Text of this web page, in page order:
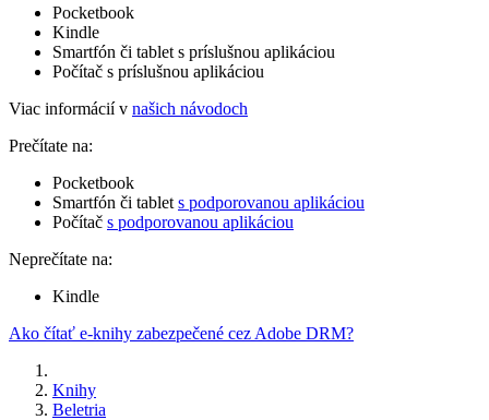
Pocketbook
Kindle
Smartfón či tablet s príslušnou aplikáciou
Počítač s príslušnou aplikáciou
Viac informácií v našich návodoch
Prečítate na:
Pocketbook
Smartfón či tablet s podporovanou aplikáciou
Počítač s podporovanou aplikáciou
Neprečítate na:
Kindle
Ako čítať e-knihy zabezpečené cez Adobe DRM?
Knihy
Beletria